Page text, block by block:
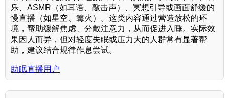
乐、ASMR（如耳语、敲击声）、冥想引导或画面舒缓的
慢直播（如星空、篝火）。这类内容通过营造放松的环
境，帮助缓解焦虑、分散注意力，从而促进入睡。实际效
果因人而异，但对轻度失眠或压力大的人群常有显著帮
助，建议结合规律作息尝试。
助眠直播用户